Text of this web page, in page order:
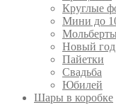
Круглые
Мини до
Мольберты
Новый год
Пайетки
Свадьба
Юбилей
Шары в коробке